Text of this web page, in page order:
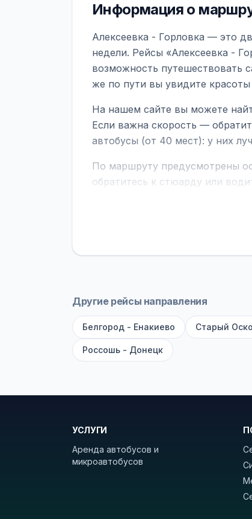
Информация о
Алексеевка - Горловка — это
недели. Рейсы «Алексеевка -
возможность путешествовать
же по пути вы увидите
На нашем сайте вы можете
Если важна скорость —
автобусы (от 40 мест): у них
По маршруту предусмотрены
обратитесь к стюарду или
В автобусах есть всё
устройств, вода, пледы. На
оплата производится только
рейсов вы увидите время
Удачных поездок! С
Другие рейсы направления
Белгород - Енакиево Старый
Россошь - Донецк
УСЛУГИ
Аренда автобусов и
микроавтобусов